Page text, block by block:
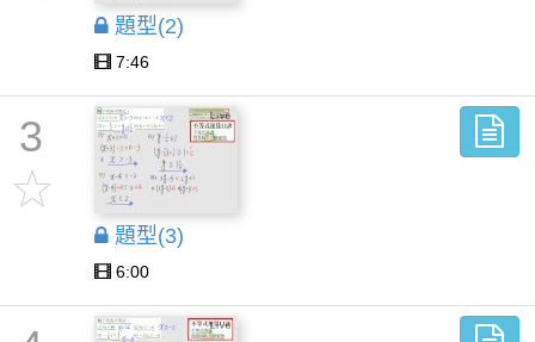
題型(2)
7:46
3
題型(3)
6:00